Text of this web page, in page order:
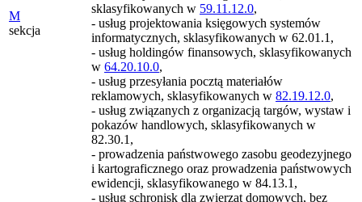
M
sekcja
sklasyfikowanych w 59.11.12.0,
- usług projektowania księgowych systemów
informatycznych, sklasyfikowanych w 62.01.1,
- usług holdingów finansowych, sklasyfikowanych
w 64.20.10.0,
- usług przesyłania pocztą materiałów
reklamowych, sklasyfikowanych w 82.19.12.0,
- usług związanych z organizacją targów, wystaw i
pokazów handlowych, sklasyfikowanych w
82.30.1,
- prowadzenia państwowego zasobu geodezyjnego
i kartograficznego oraz prowadzenia państwowych
ewidencji, sklasyfikowanego w 84.13.1,
- usług schronisk dla zwierząt domowych, bez